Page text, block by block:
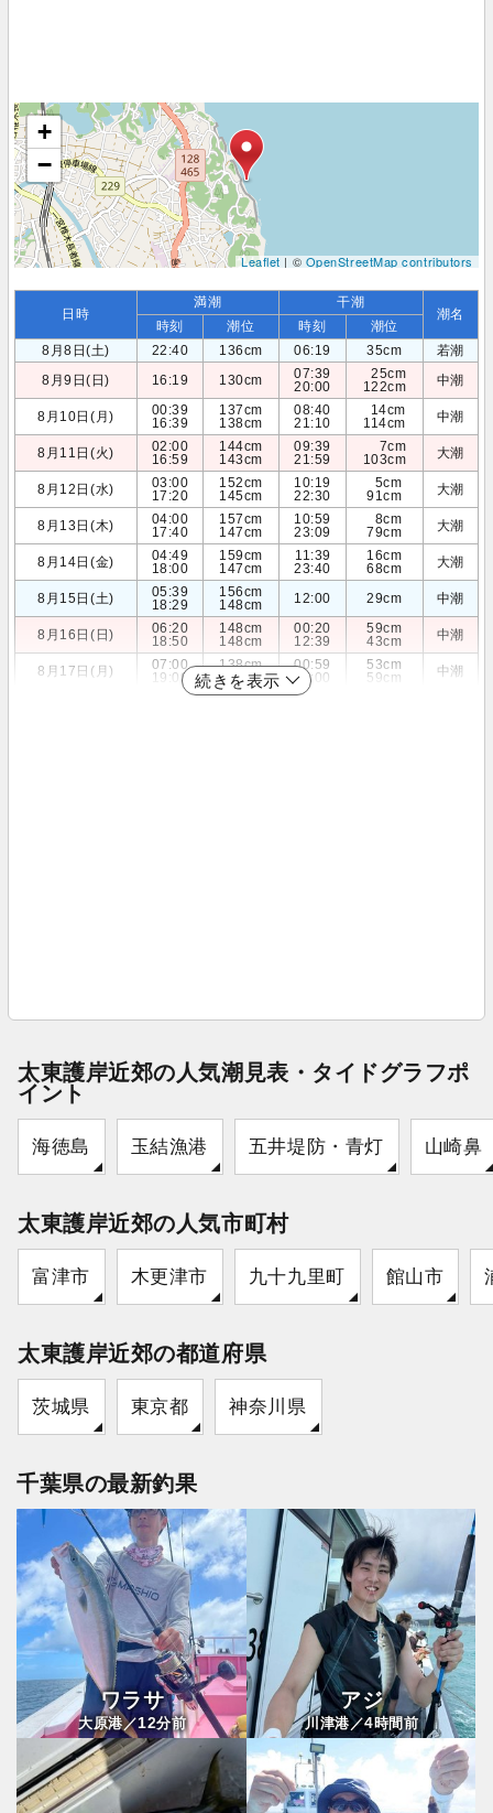
+
−
Leaflet| ©OpenStreetMap contributors
日時
満潮 干潮
潮名
時刻 潮位 時刻
潮位
8月8日(土)
22:40 136cm 06:19 35cm
若潮
8月9日(日)
16:19 130cm
07:39
20:00
25cm
122cm
中潮
8月10日(月)
00:39
16:39
137cm
138cm
08:40
21:10
14cm
114cm
中潮
8月11日(火)
02:00
16:59
144cm
143cm
09:39
21:59
7cm
103cm
大潮
8月12日(水)
03:00
17:20
152cm
145cm
10:19
22:30
5cm
91cm
大潮
8月13日(木)
04:00
17:40
157cm
147cm
10:59
23:09
8cm
79cm
大潮
8月14日(金)
04:49
18:00
159cm
147cm
11:39
23:40
16cm
68cm
大潮
8月15日(土)
05:39
18:29
156cm
148cm
12:00 29cm 中潮
8月16日(日)
06:20
18:50
148cm
148cm
00:20
12:39
59cm
43cm
中潮
8月17日(月)
07:00
19:09
138cm
147cm
00:59
13:00
53cm
59cm
中潮
続きを表示
太東護岸近郊の人気潮見表・タイドグラフポ
イント
海徳島 玉結漁港 五井堤防・青灯 山崎鼻
太東護岸近郊の人気市町村
富津市 木更津市 九十九里町 館山市
太東護岸近郊の都道府県
茨城県 東京都 神奈川県
千葉県の最新釣果
ワラサ
大原港／12分前
アジ
川津港／4時間前